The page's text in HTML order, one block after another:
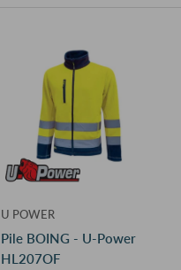
U POWER
Pile BOING - U-Power
HL207OF